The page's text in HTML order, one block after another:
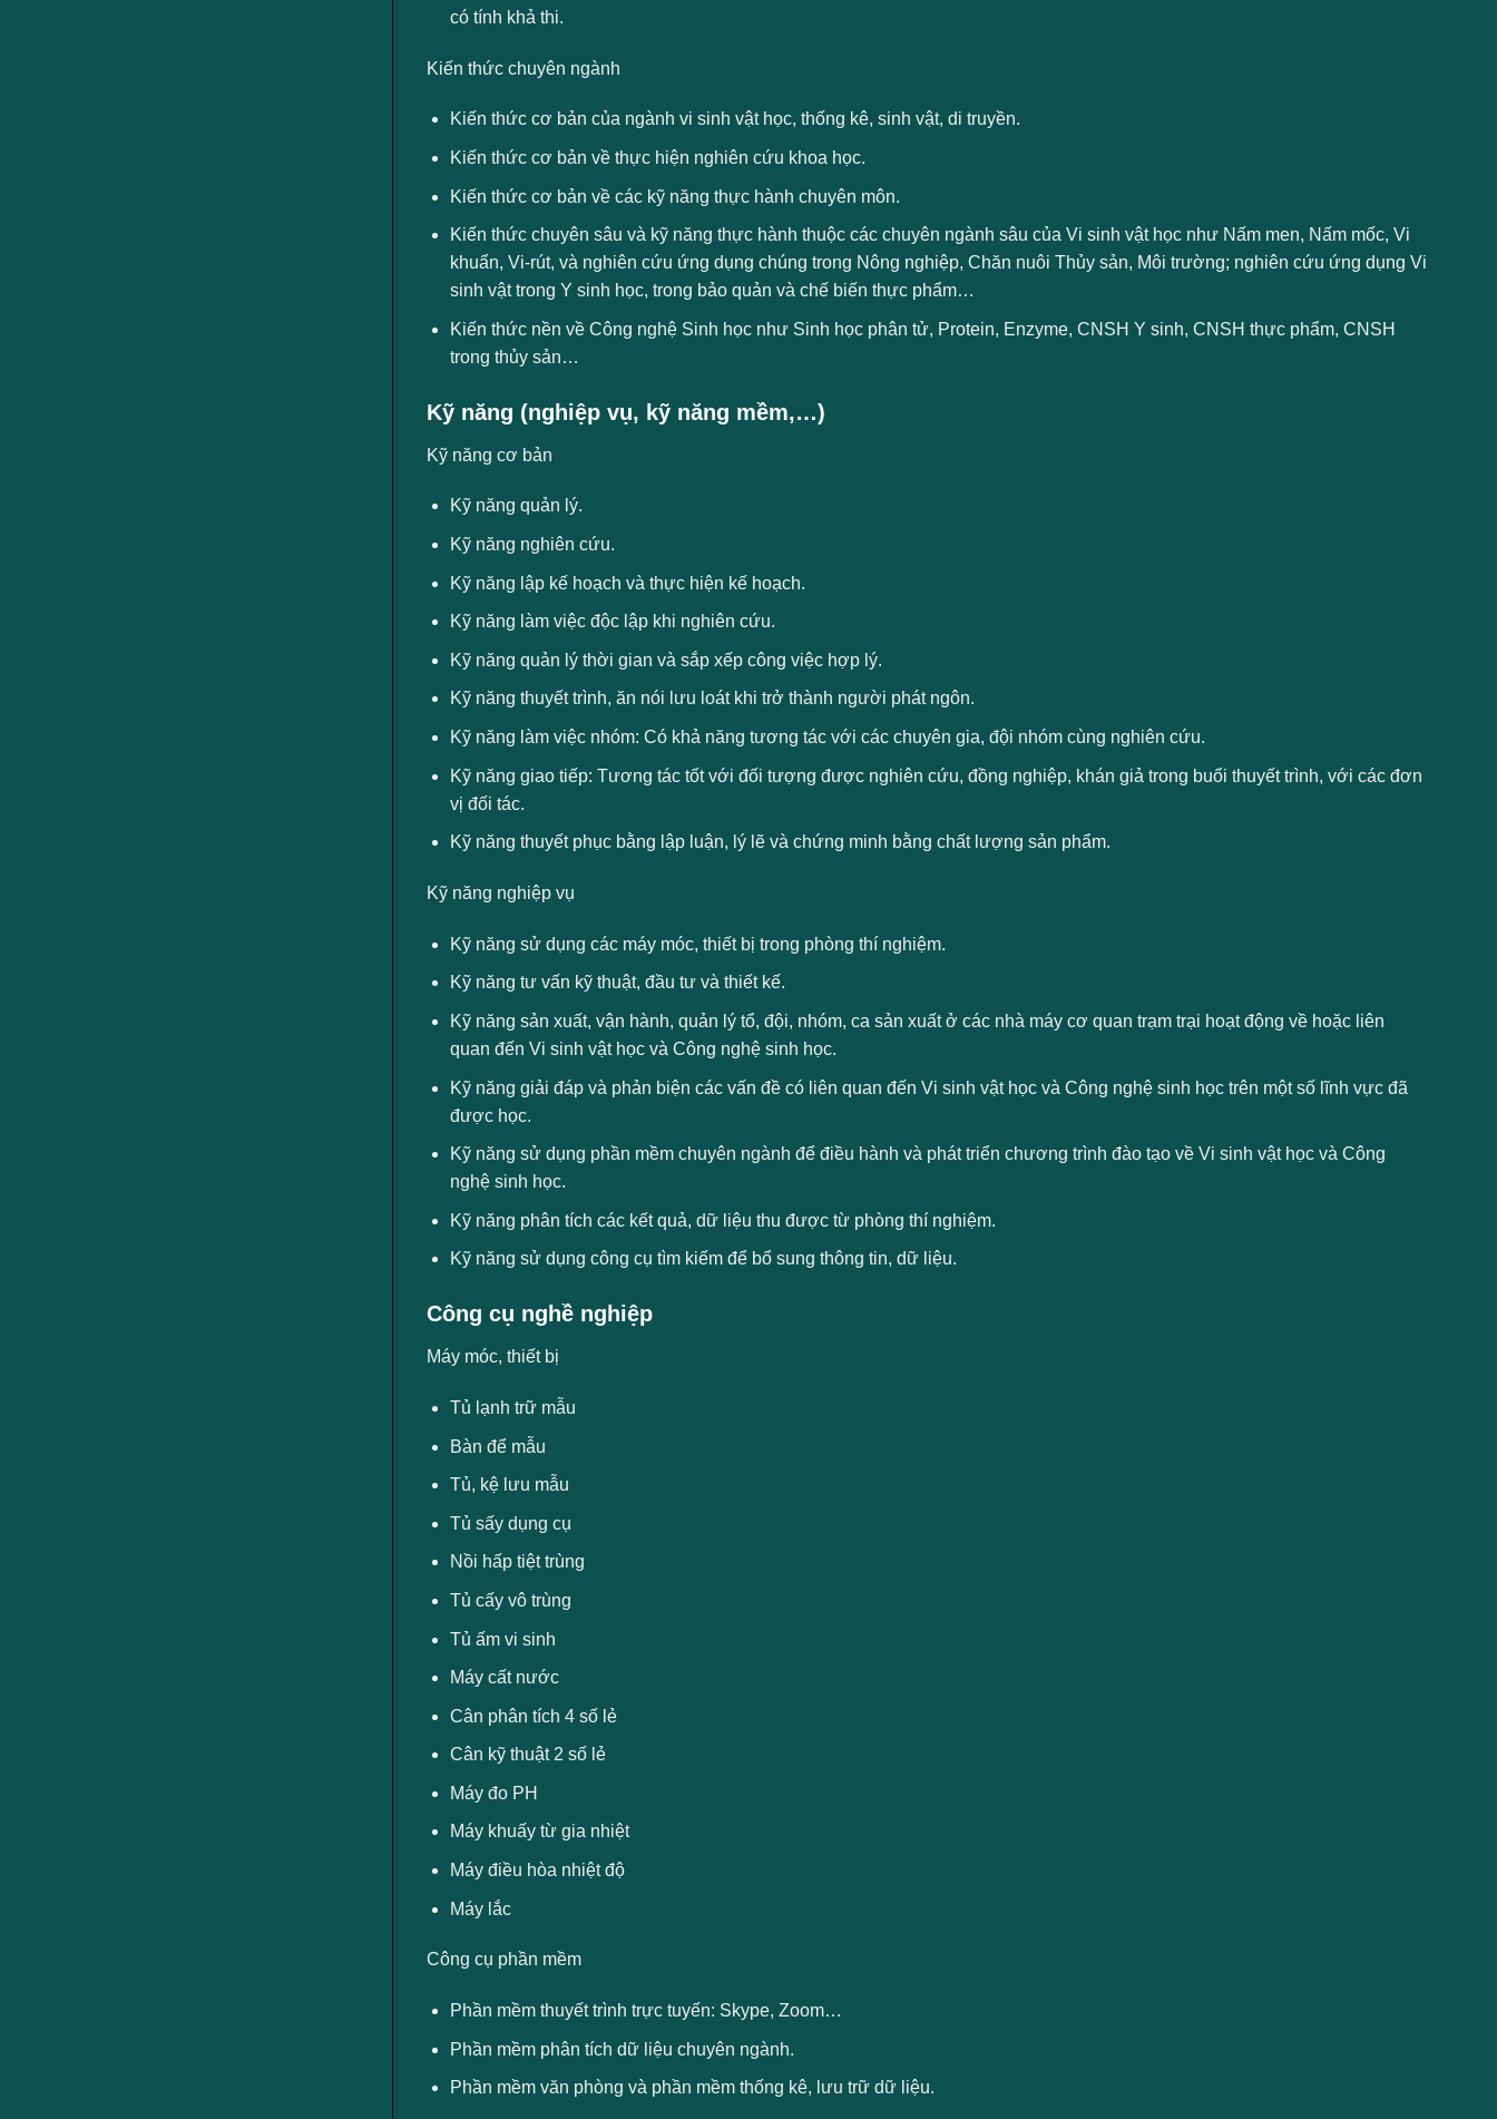
có tính khả thi.
Kiến thức chuyên ngành
Kiến thức cơ bản của ngành vi sinh vật học, thống kê, sinh vật, di truyền.
Kiến thức cơ bản về thực hiện nghiên cứu khoa học.
Kiến thức cơ bản về các kỹ năng thực hành chuyên môn.
Kiến thức chuyên sâu và kỹ năng thực hành thuộc các chuyên ngành sâu của Vi sinh vật học như Nấm men, Nấm mốc, Vi
khuẩn, Vi-rút, và nghiên cứu ứng dụng chúng trong Nông nghiệp, Chăn nuôi Thủy sản, Môi trường; nghiên cứu ứng dụng Vi
sinh vật trong Y sinh học, trong bảo quản và chế biến thực phẩm…
Kiến thức nền về Công nghệ Sinh học như Sinh học phân tử, Protein, Enzyme, CNSH Y sinh, CNSH thực phẩm, CNSH
trong thủy sản…
Kỹ năng (nghiệp vụ, kỹ năng mềm,…)
Kỹ năng cơ bản
Kỹ năng quản lý.
Kỹ năng nghiên cứu.
Kỹ năng lập kế hoạch và thực hiện kế hoạch.
Kỹ năng làm việc độc lập khi nghiên cứu.
Kỹ năng quản lý thời gian và sắp xếp công việc hợp lý.
Kỹ năng thuyết trình, ăn nói lưu loát khi trở thành người phát ngôn.
Kỹ năng làm việc nhóm: Có khả năng tương tác với các chuyên gia, đội nhóm cùng nghiên cứu.
Kỹ năng giao tiếp: Tương tác tốt với đối tượng được nghiên cứu, đồng nghiệp, khán giả trong buổi thuyết trình, với các đơn
vị đối tác.
Kỹ năng thuyết phục bằng lập luận, lý lẽ và chứng minh bằng chất lượng sản phẩm.
Kỹ năng nghiệp vụ
Kỹ năng sử dụng các máy móc, thiết bị trong phòng thí nghiệm.
Kỹ năng tư vấn kỹ thuật, đầu tư và thiết kế.
Kỹ năng sản xuất, vận hành, quản lý tổ, đội, nhóm, ca sản xuất ở các nhà máy cơ quan trạm trại hoạt động về hoặc liên
quan đến Vi sinh vật học và Công nghệ sinh học.
Kỹ năng giải đáp và phản biện các vấn đề có liên quan đến Vi sinh vật học và Công nghệ sinh học trên một số lĩnh vực đã
được học.
Kỹ năng sử dụng phần mềm chuyên ngành để điều hành và phát triển chương trình đào tạo về Vi sinh vật học và Công
nghệ sinh học.
Kỹ năng phân tích các kết quả, dữ liệu thu được từ phòng thí nghiệm.
Kỹ năng sử dụng công cụ tìm kiếm để bổ sung thông tin, dữ liệu.
Công cụ nghề nghiệp
Máy móc, thiết bị
Tủ lạnh trữ mẫu
Bàn để mẫu
Tủ, kệ lưu mẫu
Tủ sấy dụng cụ
Nồi hấp tiệt trùng
Tủ cấy vô trùng
Tủ ấm vi sinh
Máy cất nước
Cân phân tích 4 số lẻ
Cân kỹ thuật 2 số lẻ
Máy đo PH
Máy khuấy từ gia nhiệt
Máy điều hòa nhiệt độ
Máy lắc
Công cụ phần mềm
Phần mềm thuyết trình trực tuyến: Skype, Zoom…
Phần mềm phân tích dữ liệu chuyên ngành.
Phần mềm văn phòng và phần mềm thống kê, lưu trữ dữ liệu.